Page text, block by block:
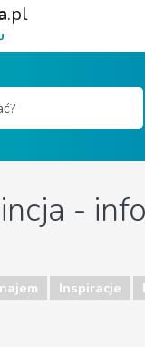
.pl
-
Inspiracje